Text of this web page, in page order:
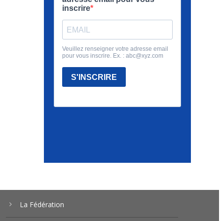
La Fédération